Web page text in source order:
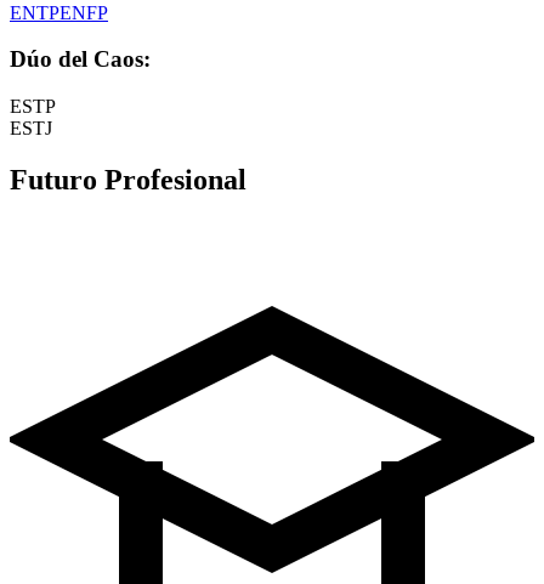
ENTPENFP
Dúo del Caos:
ESTP
ESTJ
Futuro Profesional